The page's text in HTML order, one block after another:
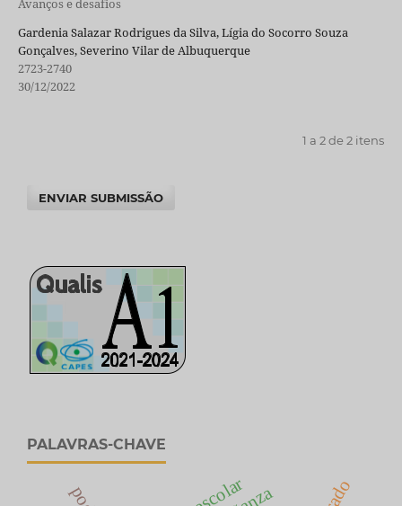
Avanços e desafios
Gardenia Salazar Rodrigues da Silva, Lígia do Socorro Souza
Gonçalves, Severino Vilar de Albuquerque
2723-2740
30/12/2022
1 a 2 de 2 itens
ENVIAR SUBMISSÃO
PALAVRAS-CHAVE